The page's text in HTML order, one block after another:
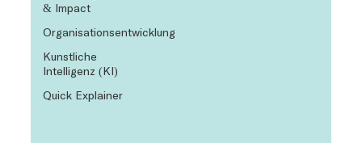
& Impact
Organisationsentwicklung
Künstliche
Intelligenz (KI)
Quick Explainer